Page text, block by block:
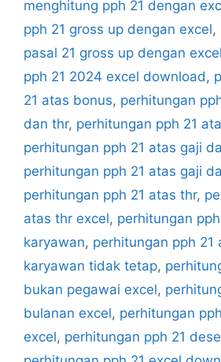
menghitung pph 21 dengan
pph 21 gross up dengan excel,
pasal 21 gross up dengan excel
pph 21 2024 excel download,
21 atas bonus, perhitungan
dan thr, perhitungan pph 21
perhitungan pph 21 atas gaji
perhitungan pph 21 atas gaji
perhitungan pph 21 atas thr,
atas thr excel, perhitungan
karyawan, perhitungan pph 21
karyawan tidak tetap,
bukan pegawai excel,
bulanan excel, perhitungan
excel, perhitungan pph 21